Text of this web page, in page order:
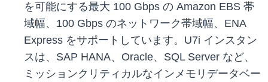
を可能にする最大 100 Gbps の Amazon EBS 帯
域幅、100 Gbps のネットワーク帯域幅、ENA
Express をサポートしています。U7i インスタン
スは、SAP HANA、Oracle、SQL Server など、
ミッションクリティカルなインメモリデータベー